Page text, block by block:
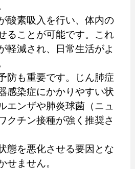
酸素吸入を行い、体内の
ることが可能です。これ
軽減され、日常生活がよ
防も重要です。じん肺症
感染症にかかりやすい状
エンザや肺炎球菌（ニュ
クチン接種が強く推奨さ
態を悪化させる要因とな
せません。